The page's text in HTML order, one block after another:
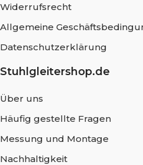
Widerrufsrecht
Allgemeine
Datenschutzerklärung
Stuhlgleitershop.de
Über uns
Häufig gestellte Fragen
Messung und Montage
Nachhaltigkeit